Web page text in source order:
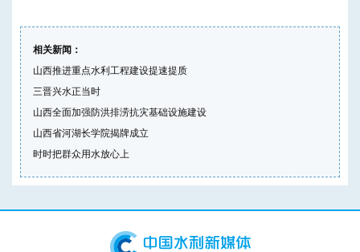
相关新闻：
山西推进重点水利工程建设提速提质
三晋兴水正当时
山西全面加强防洪排涝抗灾基础设施建设
山西省河湖长学院揭牌成立
时时把群众用水放心上